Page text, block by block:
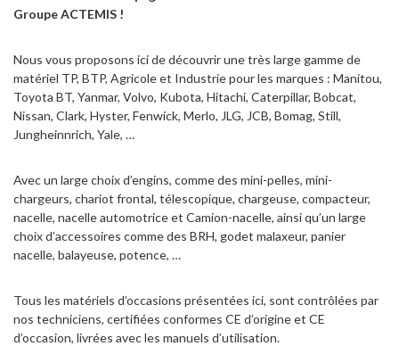
Groupe ACTEMIS !
Nous vous proposons ici de découvrir une très large gamme de
matériel TP, BTP, Agricole et Industrie pour les marques : Manitou,
Toyota BT, Yanmar, Volvo, Kubota, Hitachi, Caterpillar, Bobcat,
Nissan, Clark, Hyster, Fenwick, Merlo, JLG, JCB, Bomag, Still,
Jungheinnrich, Yale, …
Avec un large choix d’engins, comme des mini-pelles, mini-
chargeurs, chariot frontal, télescopique, chargeuse, compacteur,
nacelle, nacelle automotrice et Camion-nacelle, ainsi qu’un large
choix d’accessoires comme des BRH, godet malaxeur, panier
nacelle, balayeuse, potence, …
Tous les matériels d’occasions présentées ici, sont contrôlées par
nos techniciens, certifiées conformes CE d’origine et CE
d’occasion, livrées avec les manuels d’utilisation.